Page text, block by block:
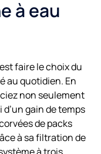
à eau
faire le choix du
au quotidien. En
non seulement
d’un gain de temps
de packs
à sa filtration de